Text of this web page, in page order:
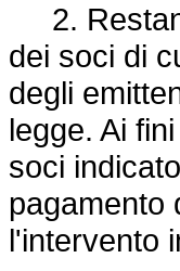
2.
dei soci di
degli
legge. Ai
soci
pagamento
l'intervento